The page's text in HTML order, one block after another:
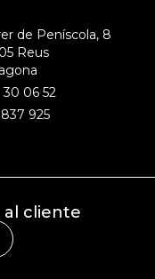
de Peníscola, 8
Reus
30 06 52
925
al cliente